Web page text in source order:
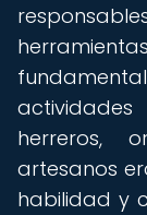
herreros,
artesanos
habilidad y